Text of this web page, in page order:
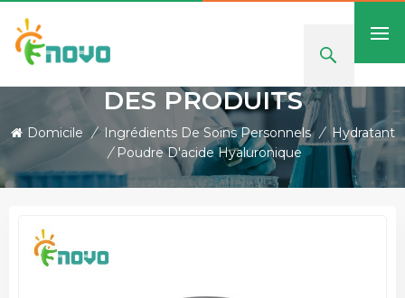
DES PRODUITS
Domicile / Ingrédients De Soins Personnels /
Hydratant
/ Poudre D'acide Hyaluronique